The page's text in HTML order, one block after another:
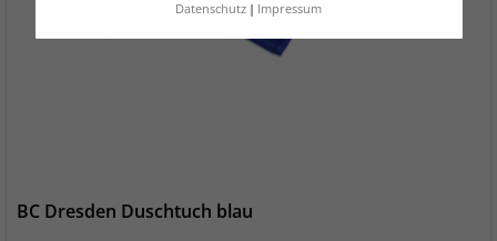
Datenschutz Impressum
BC Dresden Duschtuch blau